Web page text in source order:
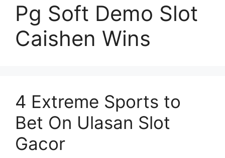
Pg Soft Demo Slot
Caishen Wins
4 Extreme Sports to
Bet On Ulasan Slot
Gacor